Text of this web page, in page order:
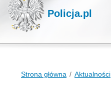
Policja.pl
Strona główna Aktualności